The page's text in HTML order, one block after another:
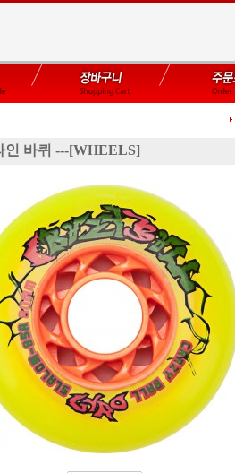
인 바퀴 ---[WHEELS]